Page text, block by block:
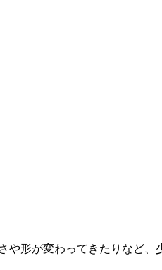
形が変わってきたりなど、